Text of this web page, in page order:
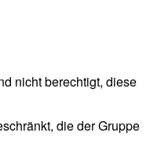
nicht berechtigt, diese
die der Gruppe